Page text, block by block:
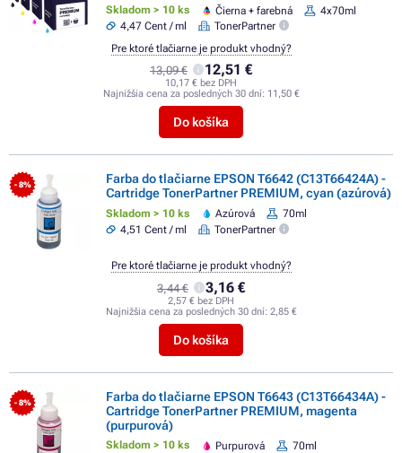
Skladom > 10 ks Čierna + farebná
4x70ml
4,47 Cent / ml
TonerPartner
13,09 € 12,51 €
10,17 € bez DPH
Najnižšia cena za posledných 30 dní: 11,50 €
Do košíka
Pre ktoré tlačiarne je produkt vhodný?
- 8%
Farba do tlačiarne EPSON T6642 (C13T66424A) -
Cartridge TonerPartner PREMIUM, cyan (azúrová)
Skladom > 10 ks Azúrová
70ml
4,51 Cent / ml
TonerPartner
3,44 € 3,16 €
2,57 € bez DPH
Najnižšia cena za posledných 30 dní: 2,85 €
Do košíka
Pre ktoré tlačiarne je produkt vhodný?
- 8%
Farba do tlačiarne EPSON T6643 (C13T66434A) -
Cartridge TonerPartner PREMIUM, magenta
(purpurová)
Skladom > 10 ks Purpurová
70ml